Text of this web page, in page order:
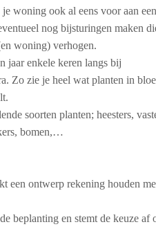
woning ook al eens voor aan een
nog bijsturingen maken
woning) verhogen.
jaar enkele keren langs bij
Zo zie je heel wat planten in
soorten planten; heesters,
bomen,…
een ontwerp rekening houden
beplanting en stemt de keuze af